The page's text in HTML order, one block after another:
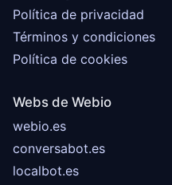
Política de privacidad
Términos y condiciones
Política de cookies
Webs de Webio
webio.es
conversabot.es
localbot.es